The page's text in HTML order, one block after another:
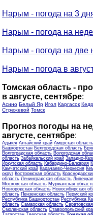
Нарым - погода на 3
Нарым - погода на
Нарым - погода на две
Нарым - погода в
Томская область -
в августе, сентябре:
Асино Белый Яр Игол Каргасок
Стрежевой Томск
Прогноз погоды на
августе, сентябре:
Адыгея Алтайский край Амурская область
Башкортостан Белгородская область
Волгоградская область Вологодская
область Забайкальский край Западно-
Иркутская область Кабардино-Балкария
Камчатский край Карачаево-Черкесия
округ Костромская область
область Ленинградская область
Московская область Мурманская
Новгородская область Новосибирская
область Пензенская область Пермский
Республика Башкортостан Республика
область Самарская область
Смоленская область Ставропольский